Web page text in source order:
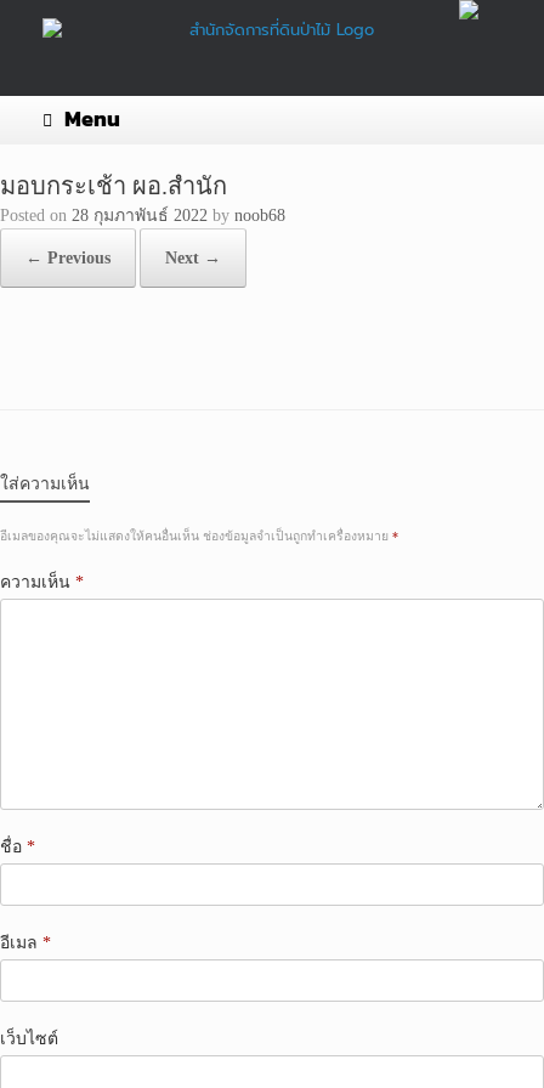
Menu
มอบกระเช้า ผอ.สำนัก
Posted on 28 กุมภาพันธ์ 2022 by noob68
← Previous Next →
ใส่ความเห็น
อีเมลของคุณจะไม่แสดงให้คนอื่นเห็น ช่องข้อมูลจำเป็นถูกทำเครื่องหมาย *
ความเห็น *
ชื่อ *
อีเมล *
เว็บไซต์